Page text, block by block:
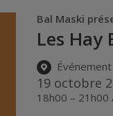
Bal Maski
Les Hay
19 octobre
18h00 –